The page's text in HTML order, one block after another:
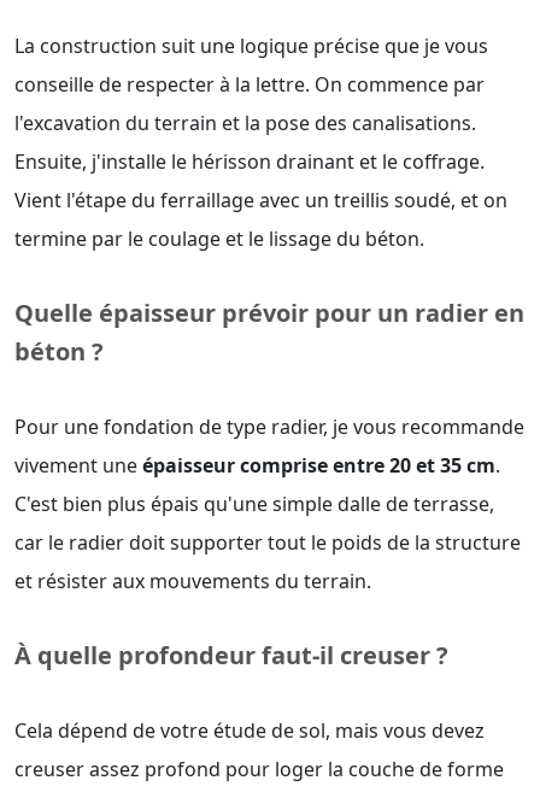
La construction suit une logique précise que je vous
conseille de respecter à la lettre. On commence par
l'excavation du terrain et la pose des canalisations.
Ensuite, j'installe le hérisson drainant et le coffrage.
Vient l'étape du ferraillage avec un treillis soudé, et on
termine par le coulage et le lissage du béton.
Quelle épaisseur prévoir pour un radier en
béton ?
Pour une fondation de type radier, je vous recommande
vivement uneépaisseur comprise entre 20 et 35 cm.
C'est bien plus épais qu'une simple dalle de terrasse,
car le radier doit supporter tout le poids de la structure
et résister aux mouvements du terrain.
À quelle profondeur faut-il creuser ?
Cela dépend de votre étude de sol, mais vous devez
creuser assez profond pour loger la couche de forme